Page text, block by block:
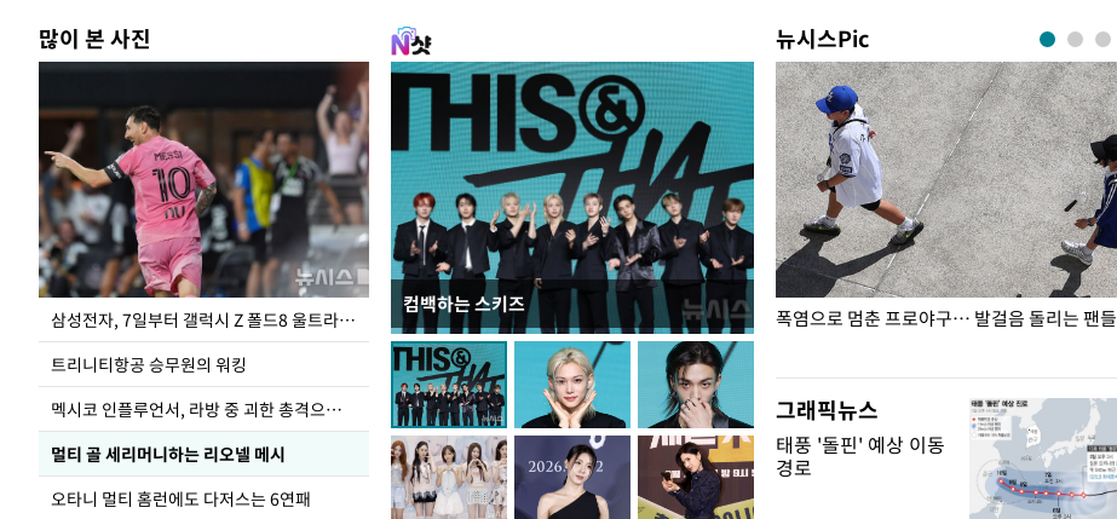
많이 본 사진
삼성전자, 7일부터 갤럭시 Z 폴드8 울트라·폴드8·플립8 출시
트리니티항공 승무원의 워킹
멕시코 인플루언서, 라방 중 괴한 총격으로 사망
멀티 골 세리머니하는 리오넬 메시
오타니 멀티 홈런에도 다저스는 6연패
컴백하는 스키즈
뉴시스Pic
입추 하루 앞둔 전남광주… 열화상 카메라에 담긴
폭염
폭염으로 멈춘 프로야구… 발걸음 돌리는 팬들
그래픽뉴스
태풍 '돌핀' 예상 이동
경로